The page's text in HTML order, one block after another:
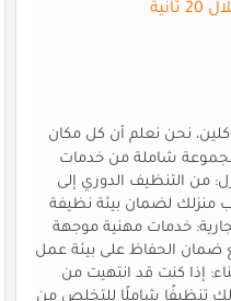
كلين، نحن نعلم أن كل مكان
مجموعة شاملة من خدمات
من التنظيف الدوري إلى
منزلك لضمان بيئة نظيفة
خدمات مهنية موجهة
ضمان الحفاظ على بيئة عمل
إذا كنت قد انتهيت من
لك تنظيفًا شاملًا للتخلص من